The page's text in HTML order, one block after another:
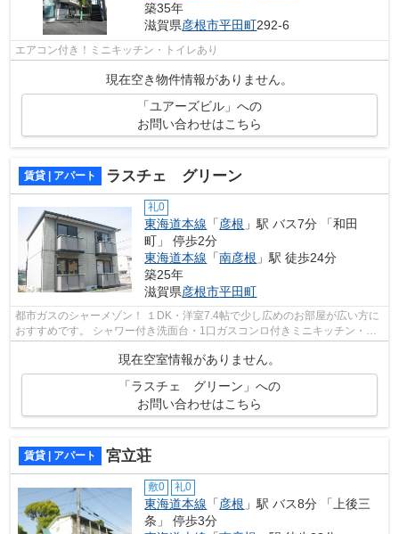
築35年
滋賀県彦根市平田町292-6
エアコン付き！ミニキッチン・トイレあり
現在空き物件情報がありません。
「ユアーズビル」への
お問い合わせはこちら
賃貸 | アパート ラスチェ グリーン
礼0
東海道本線 「彦根 」駅 バス7分 「和田
町」 停歩2分
東海道本線 「南彦根 」駅 徒歩24分
築25年
滋賀県彦根市平田町
都市ガスのシャーメゾン！ １DK・洋室7.4帖で少し広めのお部屋が広い方に
おすすめです。 シャワー付き洗面台・1口ガスコンロ付きミニキッチン・エ
アコンあり。
現在空室情報がありません。
「ラスチェ グリーン」への
お問い合わせはこちら
賃貸 | アパート 宮立荘
敷0 礼0
東海道本線 「彦根 」駅 バス8分 「上後三
条」 停歩3分